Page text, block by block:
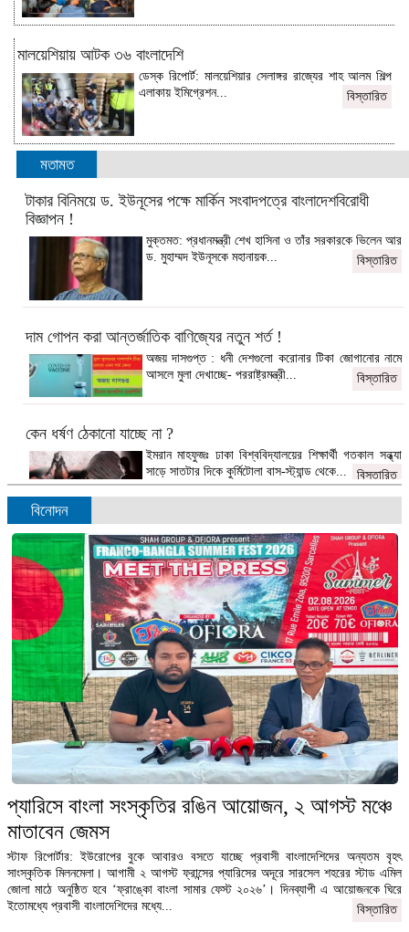
মালয়েশিয়ায় আটক ৩৬ বাংলাদেশি
ডেস্ক রিপোর্ট: মালয়েশিয়ার সেলাঙ্গর রাজ্যের শাহ আলম শিল্প
এলাকায় ইমিগ্রেশন...
বিস্তারিত
মতামত
টাকার বিনিময়ে ড. ইউনূসের পক্ষে মার্কিন সংবাদপত্রে বাংলাদেশবিরোধী
বিজ্ঞাপন !
মুক্তমত: প্রধানমন্ত্রী শেখ হাসিনা ও তাঁর সরকারকে ভিলেন আর
ড. মুহাম্মদ ইউনূসকে মহানায়ক...
বিস্তারিত
দাম গোপন করা আন্তর্জাতিক বাণিজ্যের নতুন শর্ত !
অজয় দাসগুপ্ত : ধনী দেশগুলো করোনার টিকা জোগানোর নামে
আসলে মুলা দেখাচ্ছে- পররাষ্ট্রমন্ত্রী...
বিস্তারিত
কেন ধর্ষণ ঠেকানো যাচ্ছে না ?
ইমরান মাহফুজঃ ঢাকা বিশ্ববিদ্যালয়ের শিক্ষার্থী গতকাল সন্ধ্যা
সাড়ে সাতটার দিকে কুর্মিটোলা বাস-স্ট্যান্ড থেকে...
বিস্তারিত
মায়ের কাছে থেকে সন্তান চিনছে অক্ষর, শিখছে ভাষা
ডেস্ক রিপোর্টঃ শিশুর অর্থবোধক অস্পষ্ট বাক প্রয়াসের মতো কি
একটা শব্দ হয়ে বেরিয়ে...
বিস্তারিত
ফলাফল প্রত্যাখ্যান করলেও বিএনপি ধ্বংসাত্মক কোনো কর্মসূচি দেয়নি:
সোহরাব হাসান
ডেক্স রিপোর্টঃ নির্বাচনের পর বিএনপি ফলাফল প্রত্যাখ্যান
করলেও কোনো ধ্বংসাত্মক কর্মসূচি নেয়নি বলে...
বিস্তারিত
বিনোদন
প্যারিসে বাংলা সংস্কৃতির রঙিন আয়োজন, ২ আগস্ট মঞ্চে
মাতাবেন জেমস
স্টাফ রিপোর্টার: ইউরোপের বুকে আবারও বসতে যাচ্ছে প্রবাসী বাংলাদেশিদের অন্যতম বৃহৎ
সাংস্কৃতিক মিলনমেলা। আগামী ২ আগস্ট ফ্রান্সের প্যারিসের অদূরে সারসেল শহরের স্টাড এমিল
জোলা মাঠে অনুষ্ঠিত হবে ‘ফ্রাঙ্কো বাংলা সামার ফেস্ট ২০২৬’। দিনব্যাপী এ আয়োজনকে ঘিরে
ইতোমধ্যে প্রবাসী বাংলাদেশিদের মধ্যে...
বিস্তারিত